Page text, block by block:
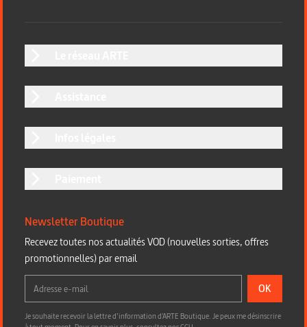
Newsletter Boutique
Recevez toutes nos actualités VOD (nouvelles sorties, offres
promotionnelles) par email
OK
Je souhaite recevoir la lettre d’information d'ARTE Boutique. Je peux me désinscrire